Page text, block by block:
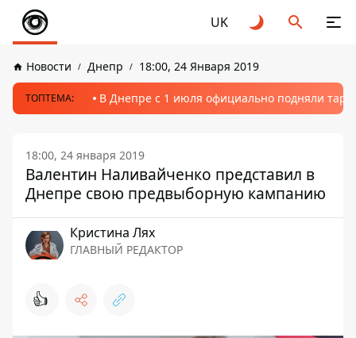
UK
Новости Днепр 18:00, 24 Января 2019
ТОПТЕМА: В Днепре с 1 июля официально подняли
18:00, 24 января 2019
Валентин Наливайченко представил в
Днепре свою предвыборную кампанию
Кристина Лях
ГЛАВНЫЙ РЕДАКТОР
👍